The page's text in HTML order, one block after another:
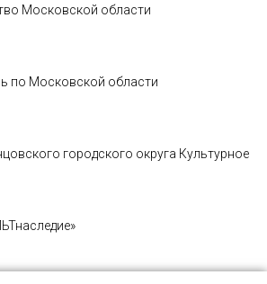
Московской области
по Московской области
городского округа Культурное